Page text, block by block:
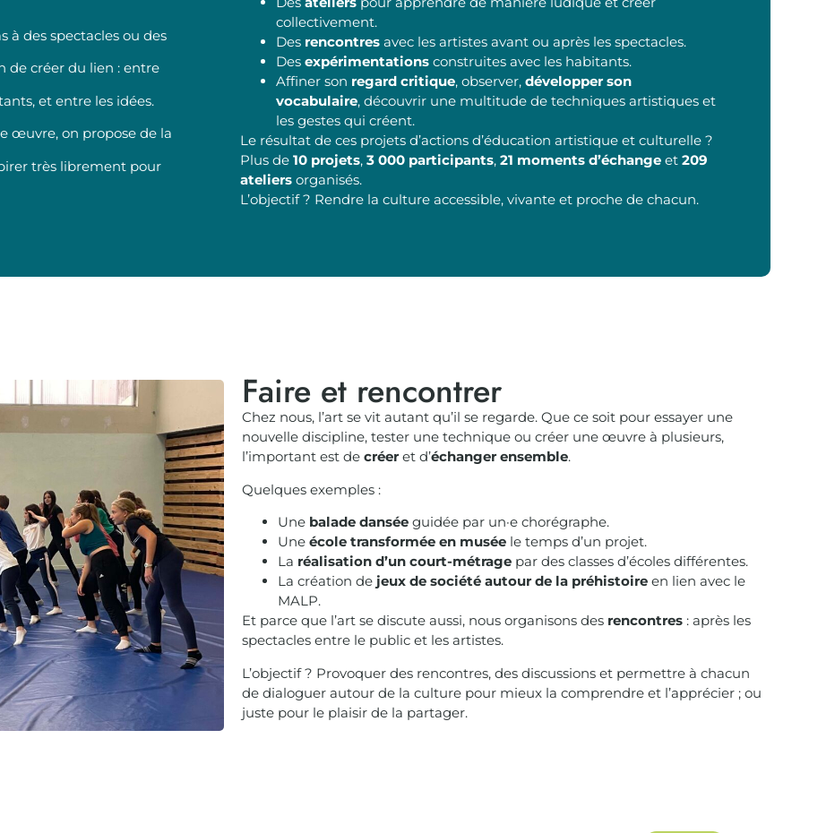
à des spectacles ou des
de créer du lien : entre
et entre les idées.
œuvre, on propose de la
très librement pour
collectivement.
Des rencontresavec les artistes avant ou après les spectacles.
Des expérimentations construites avec les habitants.
Affiner son regard critique, observer, développer son
vocabulaire, découvrir une multitude de techniques artistiques et
les gestes qui créent.
Le résultat de ces projets d’actions d’éducation artistique et culturelle ?
Plus de 10 projets, 3 000 participants, 21 moments d’échangeet 209
ateliersorganisés.
L’objectif ? Rendre la culture accessible, vivante et proche de chacun.
Faire et rencontrer
Chez nous, l’art se vit autant qu’il se regarde. Que ce soit pour essayer une
nouvelle discipline, tester une technique ou créer une œuvre à plusieurs,
l’important est de créer et d’échanger ensemble.
Quelques exemples :
Une balade dansée guidée par un·e chorégraphe.
Une école transformée en musée le temps d’un projet.
La réalisation d’un court-métrage par des classes d’écoles différentes.
La création de jeux de société autour de la préhistoire en lien avec le
MALP.
Et parce que l’art se discute aussi, nous organisons des rencontres : après les
spectacles entre le public et les artistes.
L’objectif ? Provoquer des rencontres, des discussions et permettre à chacun
de dialoguer autour de la culture pour mieux la comprendre et l’apprécier ; ou
juste pour le plaisir de la partager.